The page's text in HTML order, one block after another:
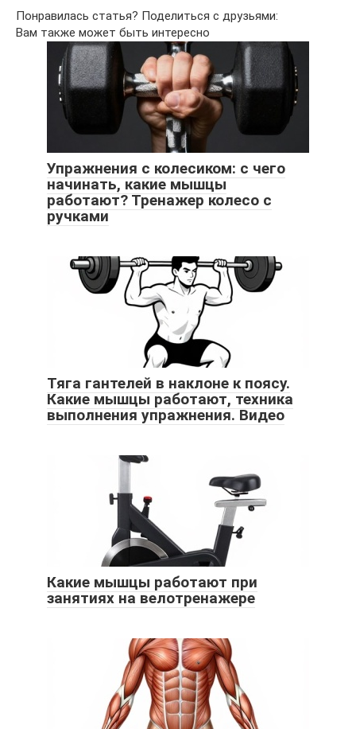
Понравилась статья? Поделиться с друзьями:
Вам также может быть интересно
Упражнения с колесиком: с чего
начинать, какие мышцы
работают? Тренажер колесо с
ручками
Тяга гантелей в наклоне к поясу.
Какие мышцы работают, техника
выполнения упражнения. Видео
Какие мышцы работают при
занятиях на велотренажере